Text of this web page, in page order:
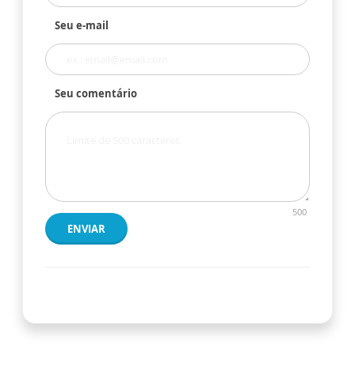
Seu e-mail
Seu comentário
500
ENVIAR